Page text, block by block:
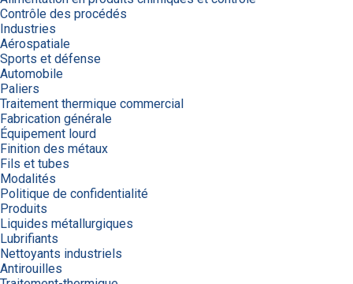
Contrôle des procédés
Industries
Aérospatiale
Sports et défense
Automobile
Paliers
Traitement thermique commercial
Fabrication générale
Équipement lourd
Finition des métaux
Fils et tubes
Modalités
Politique de confidentialité
Produits
Liquides métallurgiques
Lubrifiants
Nettoyants industriels
Antirouilles